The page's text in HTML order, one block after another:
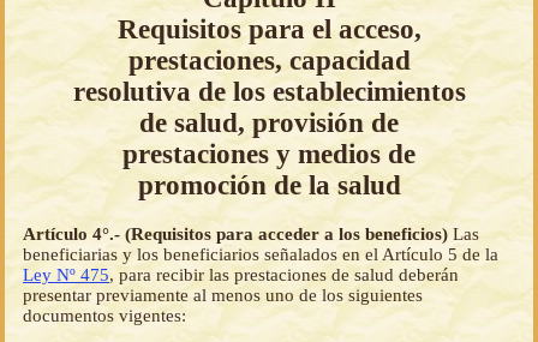
Requisitos para el acceso,
prestaciones, capacidad
resolutiva de los establecimientos
de salud, provisión de
prestaciones y medios de
promoción de la salud
Artículo 4°.- (Requisitos para acceder a los beneficios) Las
beneficiarias y los beneficiarios señalados en el Artículo 5 de la
Ley Nº 475, para recibir las prestaciones de salud deberán
presentar previamente al menos uno de los siguientes
documentos vigentes: